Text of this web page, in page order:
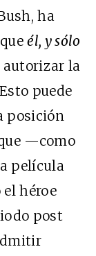
ha
él, y sólo
autorizar la
puede
posición
—como
película
el héroe
post